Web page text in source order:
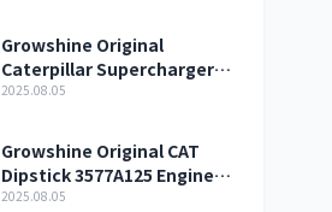
Growshine Original
Caterpillar Supercharger
321-4994 Shandong
2025.08.05
Growshine Original CAT
Dipstick 3577A125 Engine
Maintenance Service
2025.08.05